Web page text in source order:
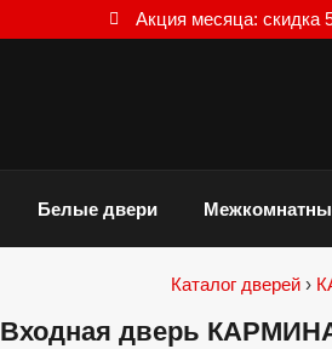
Акция месяца: скидка
Белые двери
Каталог дверей ›
Входная дверь